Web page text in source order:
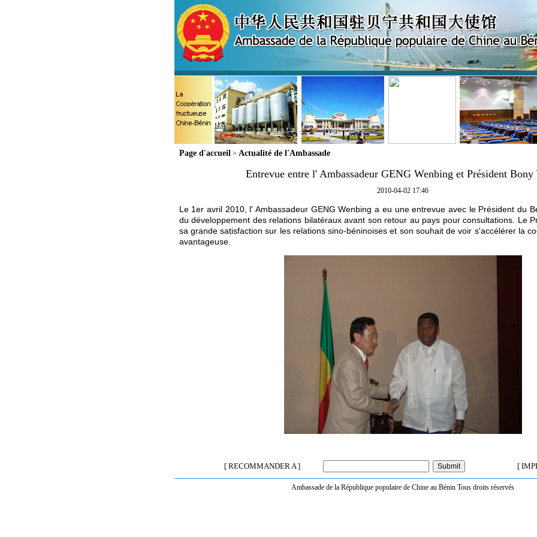
Page d'accueil> Actualité de l'Ambassade
Entrevue entre l' Ambassadeur GENG Wenbing et Président
2010-04-02 17:46
Le 1er avril 2010, l' Ambassadeur GENG Wenbing a eu une entrevue avec le Président du
du développement des relations bilatéraux avant son retour au pays pour consultations. Le
sa grande satisfaction sur les relations sino-béninoises et son souhait de voir s'accélérer la
avantageuse.
[ RECOMMANDER A ] [
Ambassade de la République populaire de Chine au Bénin Tous droits réservés